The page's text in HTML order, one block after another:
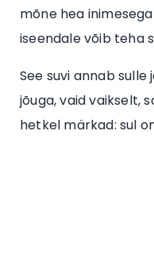
mõne hea
iseendale võib teha
See suvi annab
jõuga, vaid vaikselt,
hetkel märkad: sul